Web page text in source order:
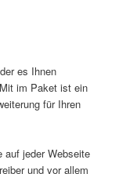
es Ihnen
im Paket ist ein
für Ihren
auf jeder Webseite
und vor allem